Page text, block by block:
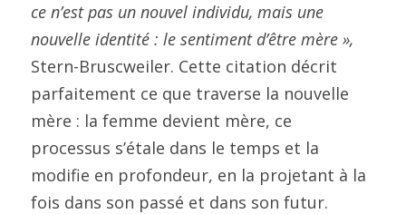
ce n’est pas un nouvel individu, mais une
nouvelle identité : le sentiment d’être mère »,
Stern-Bruscweiler. Cette citation décrit
parfaitement ce que traverse la nouvelle
mère : la femme devient mère, ce
processus s’étale dans le temps et la
modifie en profondeur, en la projetant à la
fois dans son passé et dans son futur.